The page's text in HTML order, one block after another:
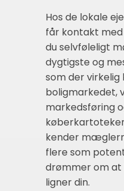
Hos de lokale
får kontakt med
du selvføleligt
dygtigste og
som der virkelig
boligmarkedet,
markedsføring
kender
flere som
drømmer om at
ligner din.